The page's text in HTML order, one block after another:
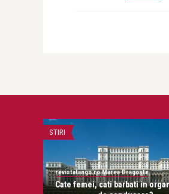
STIRI
revistatango.ro Marea Dragoste
Cate femei, cati barbati in